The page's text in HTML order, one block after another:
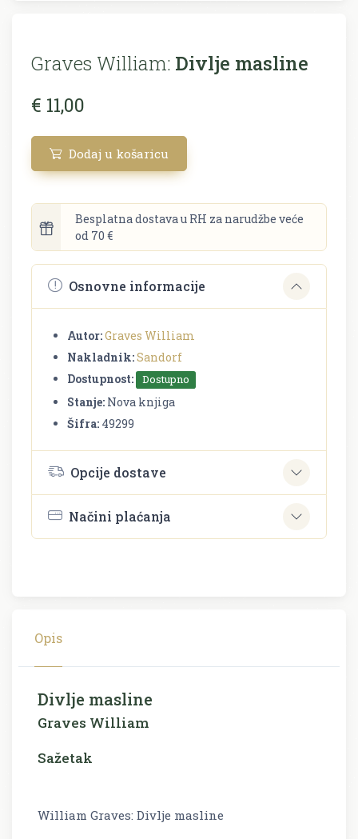
Graves William: Divlje masline
€ 11,00
Dodaj u košaricu
Besplatna dostava u RH za narudžbe veće
od 70 €
Osnovne informacije
Autor:Graves William
Nakladnik:Sandorf
Dostupnost:
Dostupno
Stanje: Nova knjiga
Šifra: 49299
Opcije dostave
Načini plaćanja
Opis
Divlje masline
Graves William
Sažetak
William Graves: Divlje masline